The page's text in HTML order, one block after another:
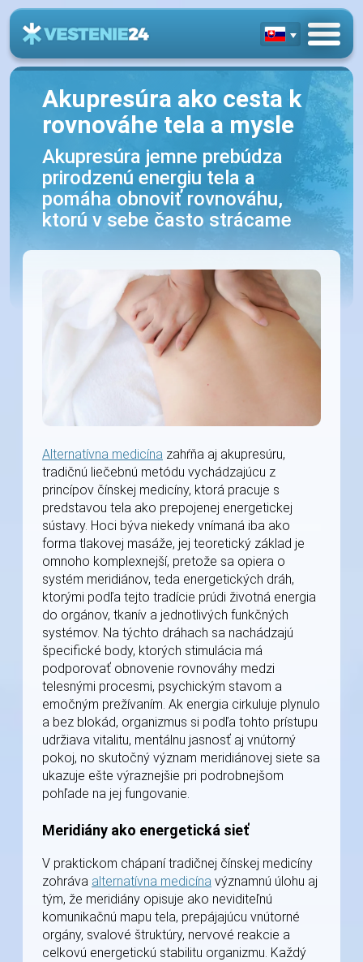
Akupresúra ako cesta k
rovnováhe tela a mysle
Akupresúra jemne prebúdza
prirodzenú energiu tela a
pomáha obnoviť rovnováhu,
ktorú v sebe často strácame
Alternatívna medicína zahŕňa aj akupresúru,
tradičnú liečebnú metódu vychádzajúcu z
princípov čínskej medicíny, ktorá pracuje s
predstavou tela ako prepojenej energetickej
sústavy. Hoci býva niekedy vnímaná iba ako
forma tlakovej masáže, jej teoretický základ je
omnoho komplexnejší, pretože sa opiera o
systém meridiánov, teda energetických dráh,
ktorými podľa tejto tradície prúdi životná energia
do orgánov, tkanív a jednotlivých funkčných
systémov. Na týchto dráhach sa nachádzajú
špecifické body, ktorých stimulácia má
podporovať obnovenie rovnováhy medzi
telesnými procesmi, psychickým stavom a
emočným prežívaním. Ak energia cirkuluje plynulo
a bez blokád, organizmus si podľa tohto prístupu
udržiava vitalitu, mentálnu jasnosť aj vnútorný
pokoj, no skutočný význam meridiánovej siete sa
ukazuje ešte výraznejšie pri podrobnejšom
pohľade na jej fungovanie.
Meridiány ako energetická sieť
V praktickom chápaní tradičnej čínskej medicíny
zohráva alternatívna medicína významnú úlohu aj
tým, že meridiány opisuje ako neviditeľnú
komunikačnú mapu tela, prepájajúcu vnútorné
orgány, svalové štruktúry, nervové reakcie a
celkovú energetickú stabilitu organizmu. Každý